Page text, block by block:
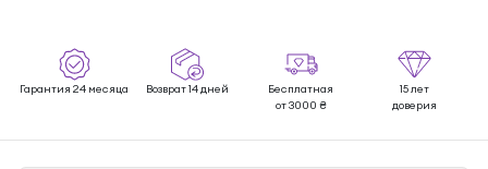
Гарантия 24 месяца Возврат 14 дней
Бесплатная
от 3000 ₴
15 лет
доверия